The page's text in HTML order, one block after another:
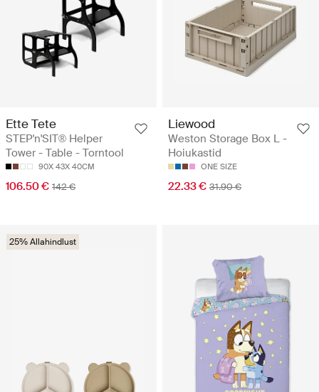
Ette Tete
STEP'n'SIT® Helper
Tower - Table - Torntool
90X 43X 40CM
106.50 € 142 €
Liewood
Weston Storage Box L -
Hoiukastid
ONE SIZE
22.33 € 31.90 €
25% Allahindlust